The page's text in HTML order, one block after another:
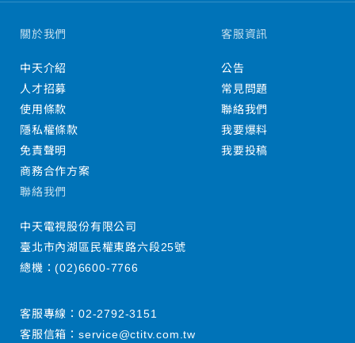
關於我們
中天介紹
人才招募
使用條款
隱私權條款
免責聲明
商務合作方案
客服資訊
公告
常見問題
聯絡我們
我要爆料
我要投稿
聯絡我們
中天電視股份有限公司
臺北市內湖區民權東路六段25號
總機：(02)6600-7766
客服專線： 02-2792-3151
客服信箱： service@ctitv.com.tw